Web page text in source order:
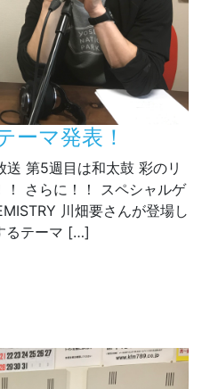
ーマ発表！
第5週目は和太鼓 彩のリ
さらに！！ スペシャルゲ
川畑要さんが登場し
るテーマ […]